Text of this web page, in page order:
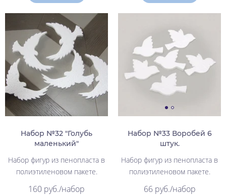
Набор №32 "Голубь
маленький"
Набор фигур из пенопласта в
полиэтиленовом пакете.
160 руб./набор
Набор №33 Воробей 6
штук.
Набор фигур из пенопласта в
полиэтиленовом пакете.
66 руб./набор